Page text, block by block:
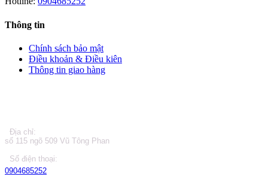
Thông tin
Chính sách bảo mật
Điều khoản & Điều kiên
Thông tin giao hàng
Địa chỉ:
số 115 ngõ 509 Vũ Tông Phan
Số điện thoại:
0904685252